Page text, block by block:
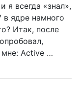
я всегда «знал»,
в ядре намного
Итак, после
мне: Active …